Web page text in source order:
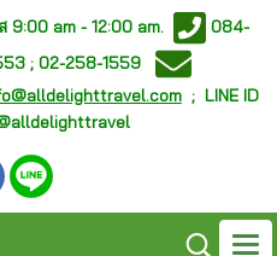
ส 9:00 am - 12:00 am.
084-
; 02-258-1559
; LINE ID